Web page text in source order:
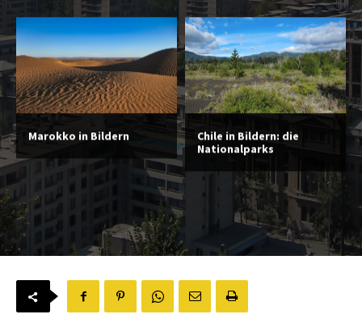
Marokko in Bildern
Chile in Bildern: die
Nationalparks